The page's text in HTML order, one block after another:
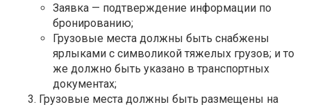
Заявка — подтверждение информации по
бронированию;
Грузовые места должны быть снабжены
ярлыками с символикой тяжелых грузов; и то
же должно быть указано в транспортных
документах;
Грузовые места должны быть размещены на